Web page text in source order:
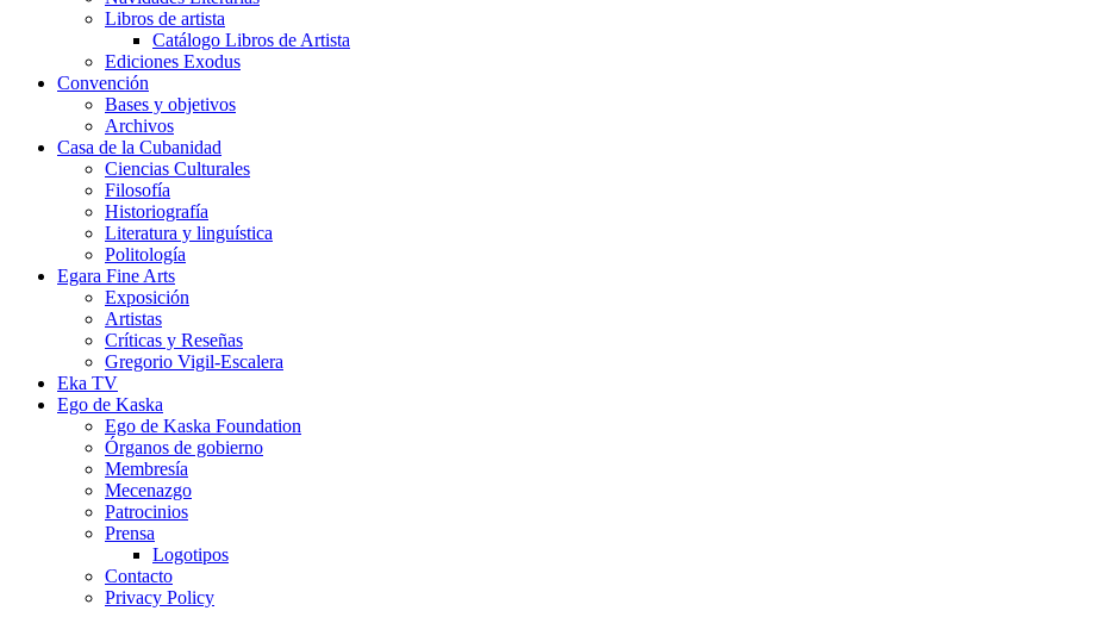
Libros de artista
Catálogo Libros de Artista
Ediciones Exodus
Convención
Bases y objetivos
Archivos
Casa de la Cubanidad
Ciencias Culturales
Filosofía
Historiografía
Literatura y linguística
Politología
Egara Fine Arts
Exposición
Artistas
Críticas y Reseñas
Gregorio Vigil-Escalera
Eka TV
Ego de Kaska
Ego de Kaska Foundation
Órganos de gobierno
Membresía
Mecenazgo
Patrocinios
Prensa
Logotipos
Contacto
Privacy Policy